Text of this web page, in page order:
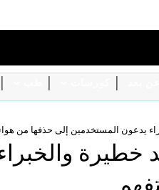
أندرويد خطيرة